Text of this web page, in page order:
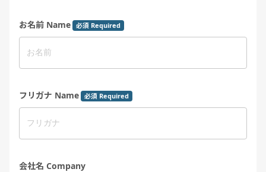
お名前 Name 必須 Required
フリガナ Name 必須 Required
会社名 Company